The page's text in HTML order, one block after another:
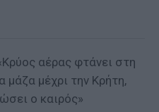
αέρας φτάνει στη
μέχρι την Κρήτη,
ο καιρός»